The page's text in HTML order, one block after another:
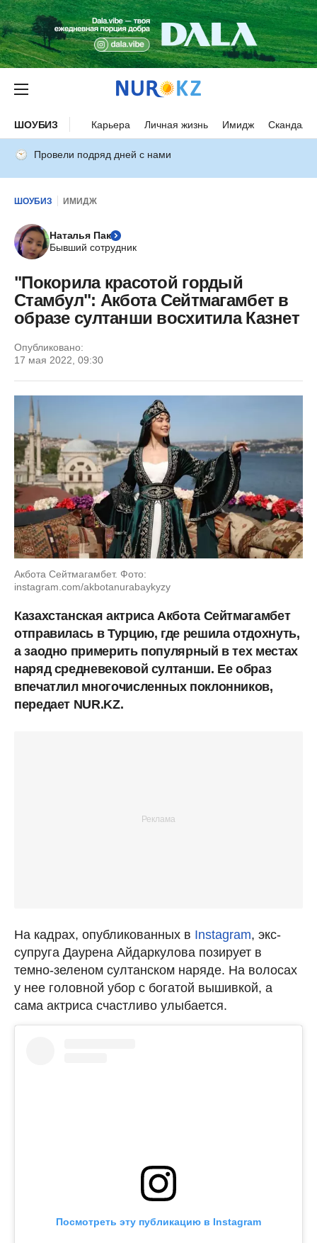
ШОУБИЗ Карьера Личная жизнь Имидж Скандалы
Провели подряд дней с нами
ШОУБИЗ ИМИДЖ
Наталья Пак
Бывший сотрудник
"Покорила красотой гордый
Стамбул": Акбота Сейтмагамбет в
образе султанши восхитила Казнет
Опубликовано:
17 мая 2022, 09:30
Акбота Сейтмагамбет. Фото:
instagram.com/akbotanurabaykyzy
Казахстанская актриса Акбота Сейтмагамбет
отправилась в Турцию, где решила отдохнуть,
а заодно примерить популярный в тех местах
наряд средневековой султанши. Ее образ
впечатлил многочисленных поклонников,
передает NUR.KZ.
На кадрах, опубликованных в Instagram, экс-
супруга Даурена Айдаркулова позирует в
темно-зеленом султанском наряде. На волосах
у нее головной убор с богатой вышивкой, а
сама актриса счастливо улыбается.
Посмотреть эту публикацию в Instagram